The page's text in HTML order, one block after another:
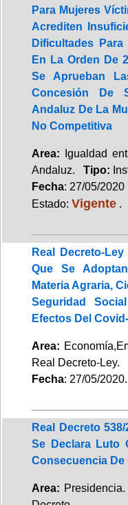
Para Mujeres
Acrediten
Dificultades
En La Orden De
Se Aprueban
Concesión De
Andaluz De La
No Competitiva
Area: Igualdad
Andaluz. Tipo:
Fecha: 27/05/2020
Estado: Vigente .
Real Decreto-
Que Se
Materia Agraria,
Seguridad
Efectos Del
Area:
Real Decreto-Ley.
Fecha: 27/05/2020.
Real Decreto
Se Declara Luto
Consecuencia De
Area: